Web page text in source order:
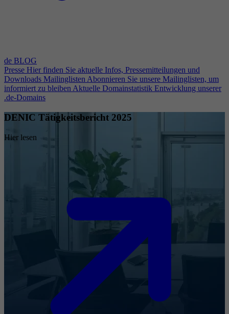
de BLOG
Presse Hier finden Sie aktuelle Infos, Pressemitteilungen und
Downloads Mailinglisten Abonnieren Sie unsere Mailinglisten, um
informiert zu bleiben Aktuelle Domainstatistik Entwicklung unserer
.de-Domains
DENIC Tätigkeitsbericht 2025
Hier lesen